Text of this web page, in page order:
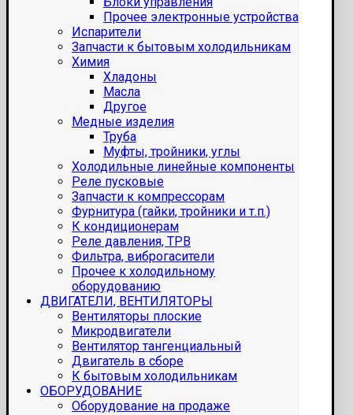
Прочее электронные устройства
Испарители
Запчасти к бытовым холодильникам
Химия
Хладоны
Масла
Другое
Медные изделия
Труба
Муфты, тройники, углы
Холодильные линейные компоненты
Реле пусковые
Запчасти к компрессорам
Фурнитура (гайки, тройники и т.п.)
К кондиционерам
Реле давления, ТРВ
Фильтра, виброгасители
Прочее к холодильному
оборудованию
ДВИГАТЕЛИ, ВЕНТИЛЯТОРЫ
Вентиляторы плоские
Микродвигатели
Вентилятор тангенциальный
Двигатель в сборе
К бытовым холодильникам
ОБОРУДОВАНИЕ
Оборудование на продаже